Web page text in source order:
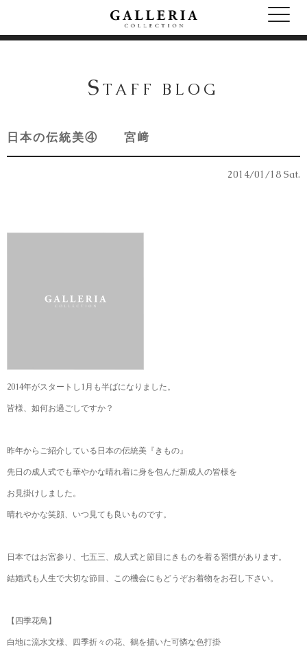
S TAFF BLOG
日本の伝統美④ 宮﨑
2014/01/18 Sat.
2014年がスタートし1月も半ばになりました。
皆様、如何お過ごしですか？
昨年からご紹介している日本の伝統美『きもの』
先日の成人式でも華やかな晴れ着に身を包んだ新成人の皆様を
お見掛けしました。
晴れやかな笑顔、いつ見ても良いものです。
日本ではお宮参り、七五三、成人式と節目にきものを着る習慣があります。
結婚式も人生で大切な節目、この機会にもどうぞお着物をお召し下さい。
【四季花鳥】
白地に流水文様、四季折々の花、鶴を描いた可憐な色打掛